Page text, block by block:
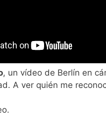
, un vídeo de Berlín en
A ver quién me